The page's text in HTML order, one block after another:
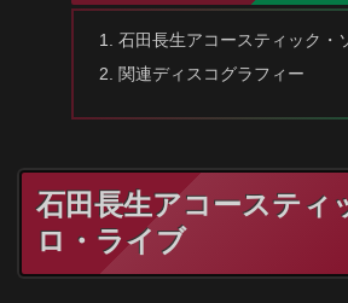
石田長生アコースティック・
関連ディスコグラフィー
石田長生アコースティ
ロ・ライブ